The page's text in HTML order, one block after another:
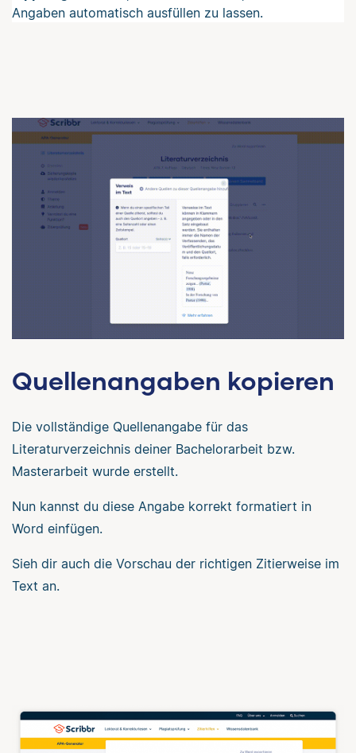
Angaben automatisch ausfüllen zu lassen.
Quellenangaben kopieren
Die vollständige Quellenangabe für das
Literaturverzeichnis deiner Bachelorarbeit bzw.
Masterarbeit wurde erstellt.
Nun kannst du diese Angabe korrekt formatiert in
Word einfügen.
Sieh dir auch die Vorschau der richtigen Zitierweise im
Text an.